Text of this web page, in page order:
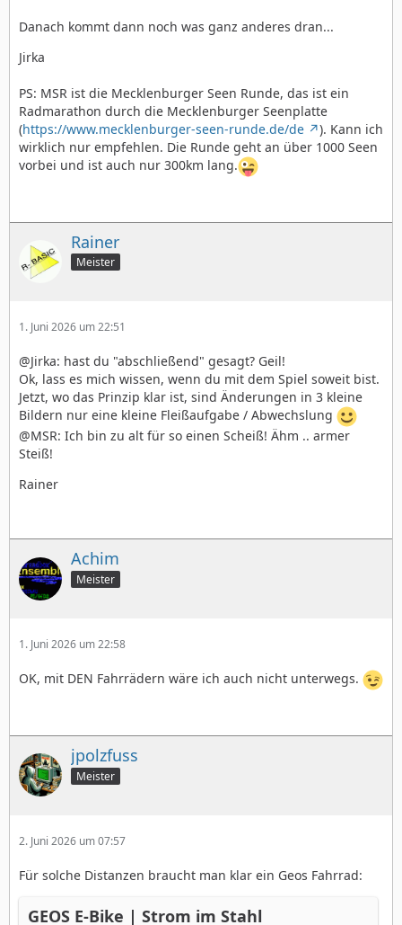
Danach kommt dann noch was ganz anderes dran...
Jirka
PS: MSR ist die Mecklenburger Seen Runde, das ist ein
Radmarathon durch die Mecklenburger Seenplatte
(https://www.mecklenburger-seen-runde.de/de
). Kann ich
wirklich nur empfehlen. Die Runde geht an über 1000 Seen
vorbei und ist auch nur 300km lang.
Rainer
Meister
1. Juni 2026 um 22:51
@Jirka: hast du "abschließend" gesagt? Geil!
Ok, lass es mich wissen, wenn du mit dem Spiel soweit bist.
Jetzt, wo das Prinzip klar ist, sind Änderungen in 3 kleine
Bildern nur eine kleine Fleißaufgabe / Abwechslung
@MSR: Ich bin zu alt für so einen Scheiß! Ähm .. armer
Steiß!
Rainer
Achim
Meister
1. Juni 2026 um 22:58
OK, mit DEN Fahrrädern wäre ich auch nicht unterwegs.
jpolzfuss
Meister
2. Juni 2026 um 07:57
Für solche Distanzen braucht man klar ein Geos Fahrrad:
GEOS E-Bike | Strom im Stahl